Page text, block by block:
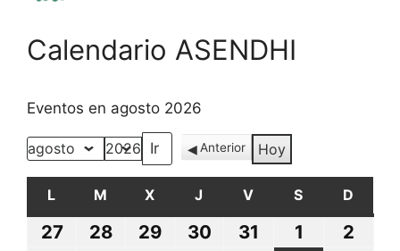
Calendario ASENDHI
Eventos en agosto 2026
Mes
Año
Anterior Hoy
L LUNES
M MARTES
X MIÉRCOLES
J JUEVES
V VIERNES
S SÁBADO
D
2727
28 29 30 31 1 2